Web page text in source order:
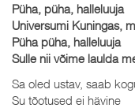
Püha, püha, halleluuja
Universumi Kuningas,
Püha püha, halleluuja
Sulle nii võime laulda
Sa oled ustav, saab
Su tõotused ei hävine